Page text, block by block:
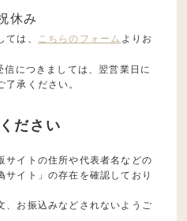
休み
は、 こちらのフォーム よりお
につきましては、翌営業日に
承ください。
ださい
サイトの住所や代表者名などの
イト」の存在を確認しており
、お振込みなどされないようご